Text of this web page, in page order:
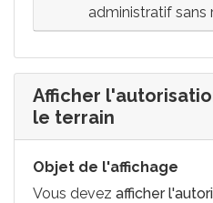
administratif sans
Afficher
le terrain
Objet de l'affichage
Vous devez afficher